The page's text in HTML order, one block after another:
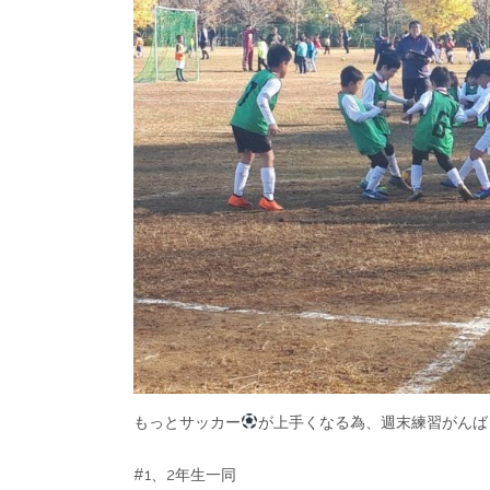
もっとサッカー が上手くなる為、週末練習がん
#1、2年生一同